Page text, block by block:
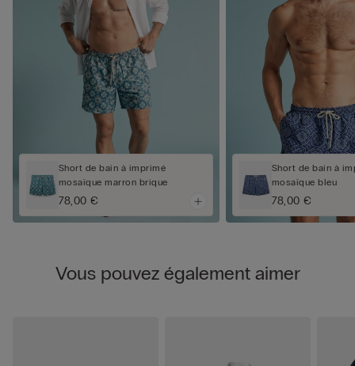
Short de bain à imprimé
mosaïque marron brique
78,00 €
Short de bain à
mosaïque bleu
78,00 €
Vous pouvez également aimer